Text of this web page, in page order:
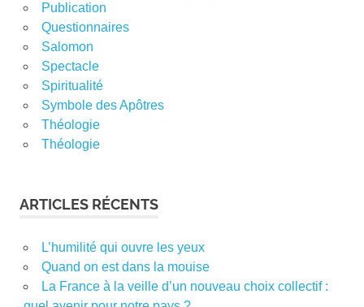
Publication
Questionnaires
Salomon
Spectacle
Spiritualité
Symbole des Apôtres
Théologie
Théologie
ARTICLES RÉCENTS
L’humilité qui ouvre les yeux
Quand on est dans la mouise
La France à la veille d’un nouveau choix collectif :